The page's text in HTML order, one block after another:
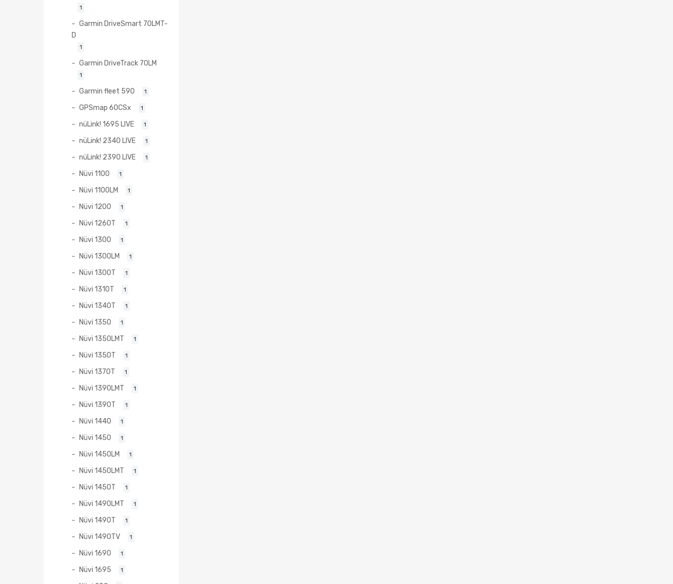
1
Garmin DriveSmart 70LMT-
D
1
Garmin DriveTrack 70LM
1
Garmin fleet 590 1
GPSmap 60CSx 1
nüLink! 1695 LIVE 1
nüLink! 2340 LIVE 1
nüLink! 2390 LIVE 1
Nüvi 1100 1
Nüvi 1100LM 1
Nüvi 1200 1
Nüvi 1260T 1
Nüvi 1300 1
Nüvi 1300LM 1
Nüvi 1300T 1
Nüvi 1310T 1
Nüvi 1340T 1
Nüvi 1350 1
Nüvi 1350LMT 1
Nüvi 1350T 1
Nüvi 1370T 1
Nüvi 1390LMT 1
Nüvi 1390T 1
Nüvi 1440 1
Nüvi 1450 1
Nüvi 1450LM 1
Nüvi 1450LMT 1
Nüvi 1450T 1
Nüvi 1490LMT 1
Nüvi 1490T 1
Nüvi 1490TV 1
Nüvi 1690 1
Nüvi 1695 1